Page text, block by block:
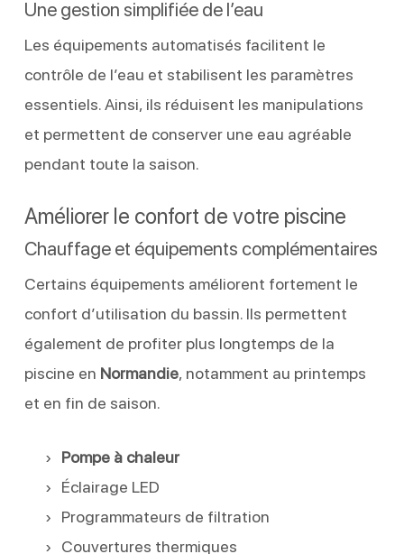
Une gestion simplifiée de l’eau
Les équipements automatisés facilitent le
contrôle de l’eau et stabilisent les paramètres
essentiels. Ainsi, ils réduisent les manipulations
et permettent de conserver une eau agréable
pendant toute la saison.
Améliorer le confort de votre piscine
Chauffage et équipements complémentaires
Certains équipements améliorent fortement le
confort d’utilisation du bassin. Ils permettent
également de profiter plus longtemps de la
piscine en Normandie, notamment au printemps
et en fin de saison.
Pompe à chaleur
Éclairage LED
Programmateurs de filtration
Couvertures thermiques